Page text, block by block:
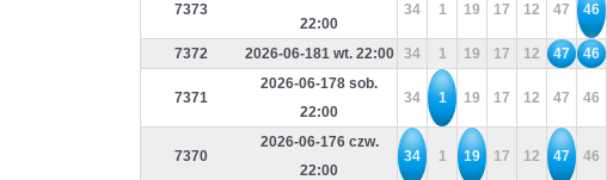
7373
22:00
34 1 19 17 12 47 46
7372 2026-06-181 wt. 22:00 34 1 19 17 12 47 46
7371
2026-06-178 sob.
22:00
34 1 19 17 12 47 46
7370
2026-06-176 czw.
22:00
34 1 19 17 12 47 46